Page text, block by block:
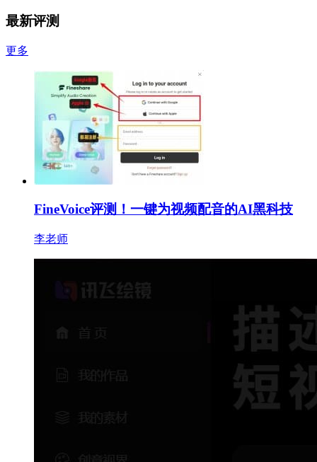
最新评测
更多
FineVoice评测！一键为视频配音的AI黑科技
李老师